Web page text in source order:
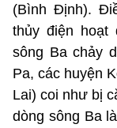
(Bình Định).
thủy điện hoạt
sông Ba chảy
Pa, các huyện
Lai) coi như bị
dòng sông Ba